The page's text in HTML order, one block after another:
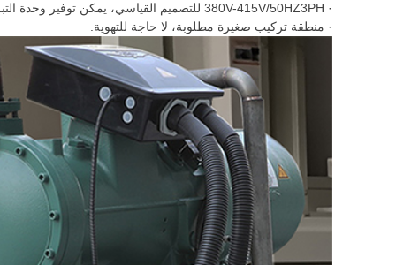
· 380V-415V/50HZ3PH للتصميم القياسي، يمكن توفير وحدة التبريد وفقًا لمتطلبات مختلفة.
· منطقة تركيب صغيرة مطلوبة، لا حاجة للتهوية.